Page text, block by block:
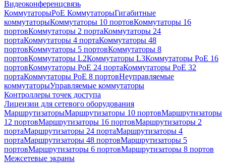
Видеоконференцсвязь
КоммутаторыPoE КоммутаторыГигабитные
коммутаторыКоммутаторы 10 портовКоммутаторы 16
портовКоммутаторы 2 портаКоммутаторы 24
портаКоммутаторы 4 портаКоммутаторы 48
портовКоммутаторы 5 портовКоммутаторы 8
портовКоммутаторы L2Коммутаторы L3Коммутаторы PoE 16
портовКоммутаторы PoE 24 портаКоммутаторы PoE 32
портаКоммутаторы PoE 8 портовНеуправляемые
коммутаторыУправляемые коммутаторы
Контроллеры точек доступа
Лицензии для сетевого оборудования
МаршрутизаторыМаршрутизаторы 10 портовМаршрутизаторы
12 портовМаршрутизаторы 16 портовМаршрутизаторы 2
портаМаршрутизаторы 24 портаМаршрутизаторы 4
портаМаршрутизаторы 48 портовМаршрутизаторы 5
портовМаршрутизаторы 6 портовМаршрутизаторы 8 портов
Межсетевые экраны